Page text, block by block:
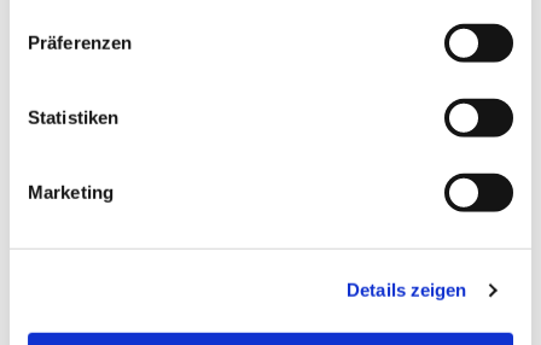
Präferenzen
Statistiken
Marketing
Details zeigen
Dies könnte Sie auch
interessieren